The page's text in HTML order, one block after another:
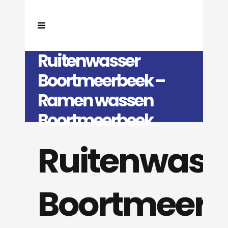
Ruitenwasser
Boortmeerbeek –
Ramen wassen
Boortmeerbeek